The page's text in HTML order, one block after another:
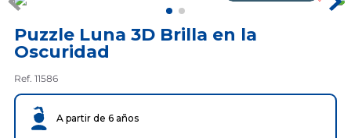
Puzzle Luna 3D Brilla en la
Oscuridad
Ref. 11586
A partir de 6 años